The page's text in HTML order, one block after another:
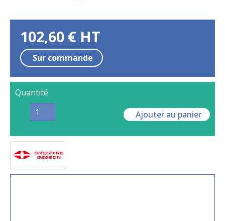
102,60 € HT
Sur commande
Quantité
Ajouter au panier